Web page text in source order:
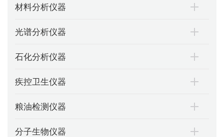
材料分析仪器
光谱分析仪器
石化分析仪器
疾控卫生仪器
粮油检测仪器
分子生物仪器